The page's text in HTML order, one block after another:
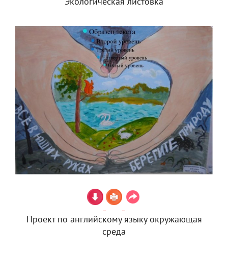
Проект по английскому языку окружающая
среда